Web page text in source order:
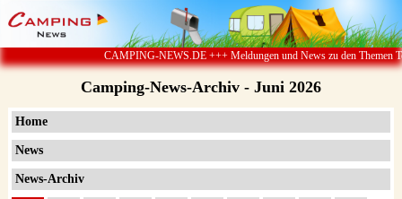
CAMPING-NEWS.DE +++ Meldungen und News zu den Themen
Camping-News-Archiv - Juni 2026
Home
News
News-Archiv